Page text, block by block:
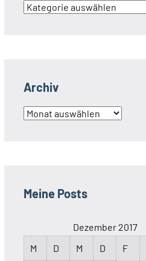
Kategorien
Archiv
Archiv
Meine Posts
Dezember 2017
M
D M D F